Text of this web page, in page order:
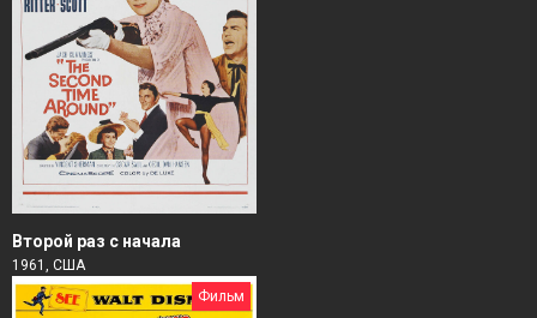
Второй раз с начала
1961, США
Фильм